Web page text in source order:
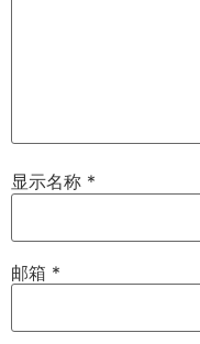
显示名称 *
邮箱 *